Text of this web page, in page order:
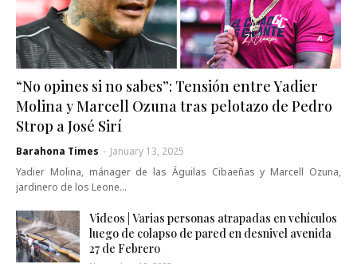
“No opines si no sabes”: Tensión entre Yadier
Molina y Marcell Ozuna tras pelotazo de Pedro
Strop a José Sirí
Barahona Times - January 13, 2025
Yadier Molina, mánager de las Águilas Cibaeñas y Marcell Ozuna,
jardinero de los Leone…
Videos | Varias personas atrapadas en vehículos
luego de colapso de pared en desnivel avenida
27 de Febrero